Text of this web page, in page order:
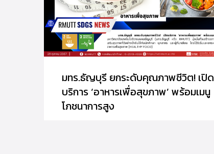
มทร.ธัญบุรี ยกระดับคุณภาพชีวิต! เปิด
บริการ ‘อาหารเพื่อสุขภาพ’ พร้อมเมนู
โภชนาการสูง